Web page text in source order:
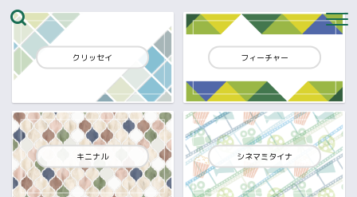
クリッセイ フィーチャー
キニナル シネマミタイナ